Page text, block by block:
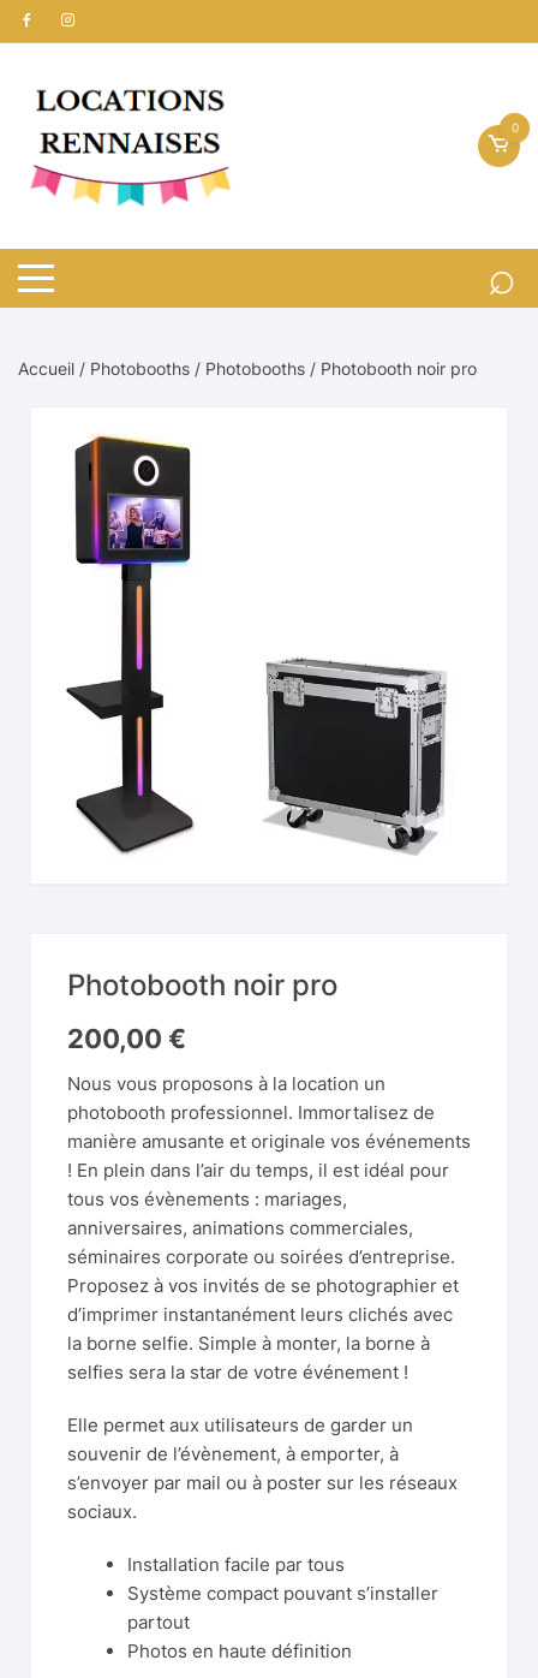
Aller
au
0
Accueil / Photobooths / Photobooths / Photobooth noir pro
Photobooth noir pro
200,00 €
Nous vous proposons à la location un
photobooth professionnel. Immortalisez de
manière amusante et originale vos événements
! En plein dans l’air du temps, il est idéal pour
tous vos évènements : mariages,
anniversaires, animations commerciales,
séminaires corporate ou soirées d’entreprise.
Proposez à vos invités de se photographier et
d’imprimer instantanément leurs clichés avec
la borne selfie. Simple à monter, la borne à
selfies sera la star de votre événement !
Elle permet aux utilisateurs de garder un
souvenir de l’évènement, à emporter, à
s’envoyer par mail ou à poster sur les réseaux
sociaux.
Installation facile par tous
Système compact pouvant s’installer
partout
Photos en haute définition